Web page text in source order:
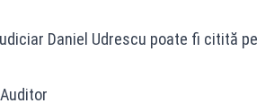
Daniel Udrescu poate fi citită pe